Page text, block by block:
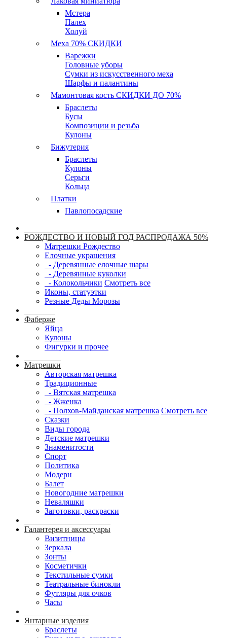
Мстера
Палех
Холуй
Меха 70% СКИДКИ
Варежки
Головные уборы
Сумки из искусственного меха
Шарфы и палантины
Мамонтовая кость СКИДКИ ДО 70%
Браслеты
Бусы
Композиции и резьба
Кулоны
Бижутерия
Браслеты
Кулоны
Серьги
Кольца
Платки
Павлопосадские
РОЖДЕСТВО И НОВЫЙ ГОД РАСПРОДАЖА 50%
Матрешки Рождество
Елочные украшения
- Деревянные елочные шары
- Деревянные куколки
- Колокольчики Смотреть все
Иконы, статуэтки
Резные Деды Морозы
Фаберже
Яйца
Кулоны
Фигурки и прочее
Матрешки
Авторская матрешка
Традиционные
- Вятская матрешка
- Жженка
- Полхов-Майданская матрешка Смотреть все
Сказки
Виды города
Детские матрешки
Знаменитости
Спорт
Политика
Модерн
Балет
Новогодние матрешки
Неваляшки
Заготовки, раскраски
Галантерея и аксессуары
Визитницы
Зеркала
Зонты
Косметички
Текстильные сумки
Театральные бинокли
Футляры для очков
Часы
Янтарные изделия
Браслеты